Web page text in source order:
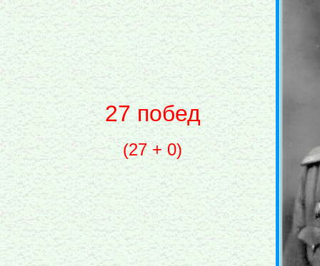
27 побед
(27 + 0)